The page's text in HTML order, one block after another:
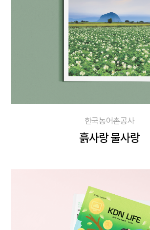
한국농어촌공사
흙사랑 물사랑